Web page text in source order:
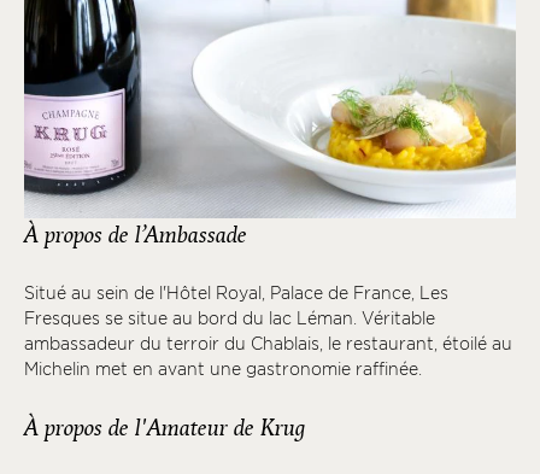
À propos de l’Ambassade
Situé au sein de l'Hôtel Royal, Palace de France, Les
Fresques se situe au bord du lac Léman. Véritable
ambassadeur du terroir du Chablais, le restaurant, étoilé au
Michelin met en avant une gastronomie raffinée.
À propos de l'Amateur de Krug